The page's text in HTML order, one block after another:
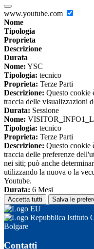
www.youtube.com
Nome
Tipologia
Proprieta
Descrizione
Durata
Nome: YSC
Tipologia: tecnico
Proprieta: Terze Parti
Descrizione: Questo cookie
traccia delle visualizzazioni
Durata: Sessione
Nome:
Tipologia: tecnico
Proprieta: Terze Parti
Descrizione: Questo cookie
traccia delle preferenze
nei siti; può anche
utilizzando la nuova o la
Youtube.
Durata: 6 Mesi
Accetta tutti Salva le
Istituto
Bolgare
Contatti